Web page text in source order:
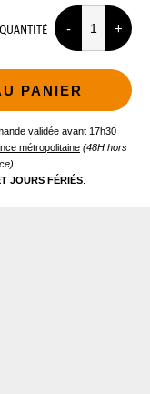
QUANTITÉ
PANIER
validée avant 17h30
métropolitaine (48H hors
JOURS FÉRIÉS.